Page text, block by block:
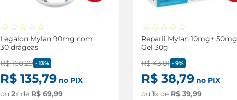
☆☆☆☆☆
Legalon Mylan 90mg com
30 drágeas
R$ 160,29 -13%
R$ 135,79 no PIX
ou2x de R$ 69,99
☆☆☆☆☆
Reparil Mylan 10mg+ 50mg
Gel 30g
R$ 43,81 - 9%
R$ 38,79no PIX
ou 1x de R$ 39,99